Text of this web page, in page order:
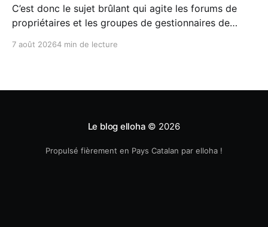
C’est donc le sujet brûlant qui agite les forums de
propriétaires et les groupes de gestionnaires de
7 août 20264 min de lecture
Le blog elloha © 2026
Propulsé fièrement en Pays Catalan par elloha !